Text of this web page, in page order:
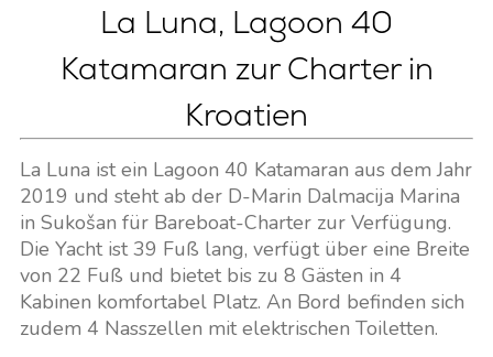
La Luna, Lagoon 40
Katamaran zur Charter in
Kroatien
La Luna ist ein Lagoon 40 Katamaran aus dem Jahr
2019 und steht ab der D-Marin Dalmacija Marina
in Sukošan für Bareboat-Charter zur Verfügung.
Die Yacht ist 39 Fuß lang, verfügt über eine Breite
von 22 Fuß und bietet bis zu 8 Gästen in 4
Kabinen komfortabel Platz. An Bord befinden sich
zudem 4 Nasszellen mit elektrischen Toiletten.